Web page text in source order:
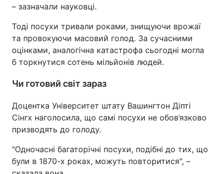
– зазначали науковці.
Тоді посухи тривали роками, знищуючи врожаї
та провокуючи масовий голод. За сучасними
оцінками, аналогічна катастрофа сьогодні могла
б торкнутися сотень мільйонів людей.
Чи готовий світ зараз
Доцентка Університет штату Вашингтон Діпті
Сінгх наголосила, що самі посухи не обов’язково
призводять до голоду.
"Одночасні багаторічні посухи, подібні до тих, що
були в 1870-х роках, можуть повторитися", –